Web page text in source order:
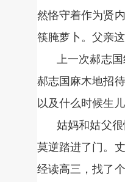
然恪守着作为贤
筷腌萝卜。父亲
上一次郝志
郝志国麻木地招
以及什么时候生儿
姑妈和姑父
莫逆踏进了门。
经读高三，找了